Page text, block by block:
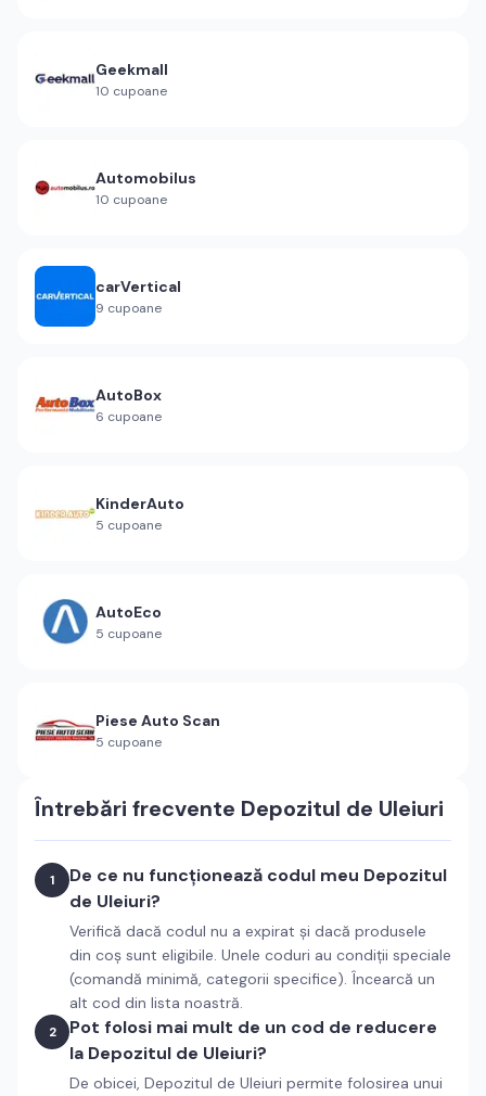
Geekmall
10 cupoane
Automobilus
10 cupoane
carVertical
9 cupoane
AutoBox
6 cupoane
KinderAuto
5 cupoane
AutoEco
5 cupoane
Piese Auto Scan
5 cupoane
Întrebări frecvente Depozitul de Uleiuri
1
De ce nu funcționează codul meu Depozitul
de Uleiuri?
Verifică dacă codul nu a expirat și dacă produsele
din coș sunt eligibile. Unele coduri au condiții speciale
(comandă minimă, categorii specifice). Încearcă un
alt cod din lista noastră.
2
Pot folosi mai mult de un cod de reducere
la Depozitul de Uleiuri?
De obicei, Depozitul de Uleiuri permite folosirea unui